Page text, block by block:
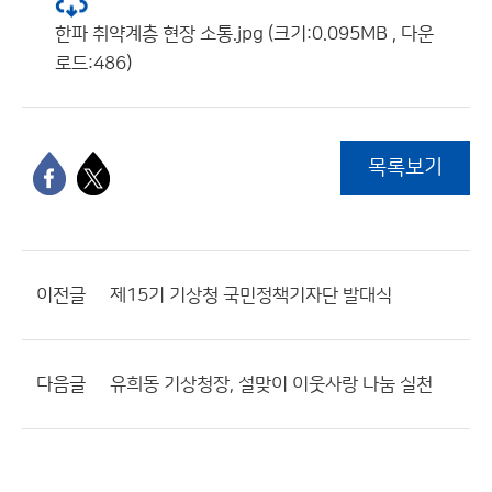
한파 취약계층 현장 소통.jpg (크기:0.095MB , 다운
로드:486)
목록보기
이전글 제15기 기상청 국민정책기자단 발대식
다음글 유희동 기상청장, 설맞이 이웃사랑 나눔 실천